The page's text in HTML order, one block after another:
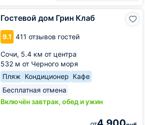
Гостевой дом Грин Клаб
9.1 411 отзывов гостей
Сочи, 5.4 км от центра
532 м от Черного моря
Пляж Кондиционер Кафе
Бесплатная отмена
Включён завтрак, обед и ужин